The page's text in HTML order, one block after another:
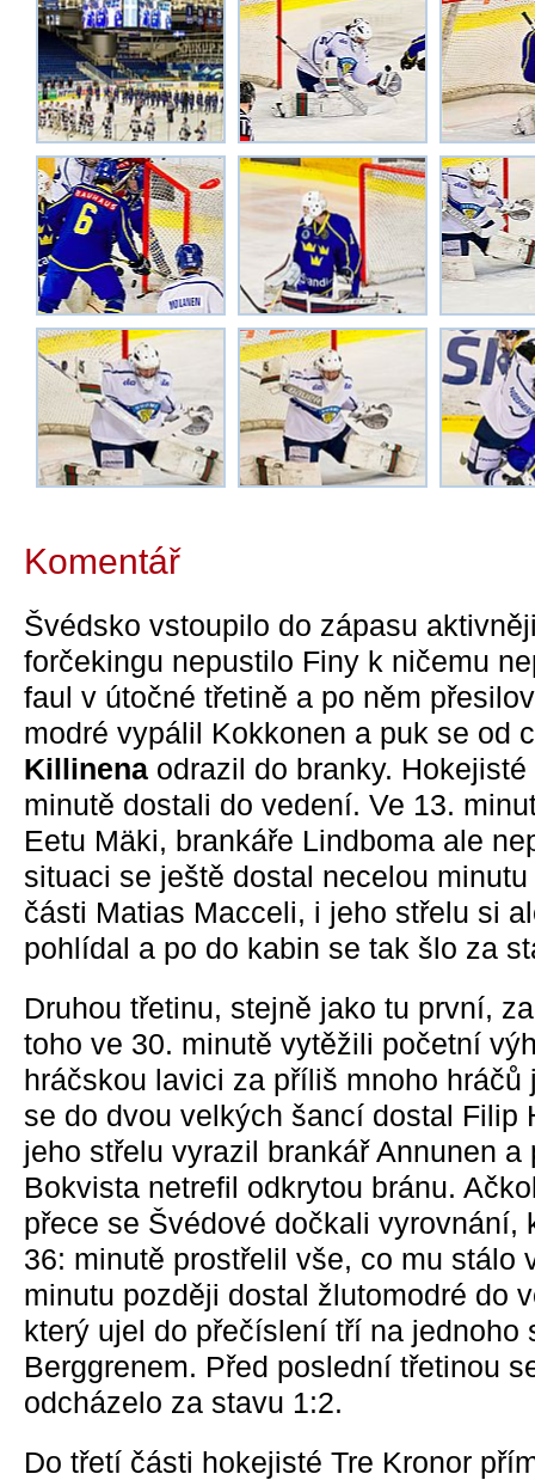
Komentář
Švédsko vstoupilo do zápasu
forčekingu nepustilo Finy k ničemu
faul v útočné třetině a po něm
modré vypálil Kokkonen a puk se od
Killinena odrazil do branky.
minutě dostali do vedení. Ve 13.
Eetu Mäki, brankáře Lindboma ale
situaci se ještě dostal necelou
části Matias Macceli, i jeho střelu si
pohlídal a po do kabin se tak šlo za
Druhou třetinu, stejně jako tu první,
toho ve 30. minutě vytěžili početní
hráčskou lavici za příliš mnoho
se do dvou velkých šancí dostal Filip
jeho střelu vyrazil brankář Annunen a
Bokvista netrefil odkrytou bránu.
přece se Švédové dočkali vyrovnání,
36: minutě prostřelil vše, co mu stálo
minutu později dostal žlutomodré do
který ujel do přečíslení tří na jednoho
Berggrenem. Před poslední třetinou
odcházelo za stavu 1:2.
Do třetí části hokejisté Tre Kronor